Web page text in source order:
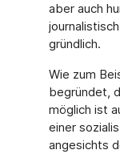
aber auch
gründlich.
Wie zum
begründet,
möglich ist
einer
angesichts